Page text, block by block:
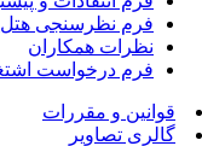
فرم نظرسنجی هتل
نظرات همکاران
فرم درخواست
قوانین و مقررات
گالری تصاویر